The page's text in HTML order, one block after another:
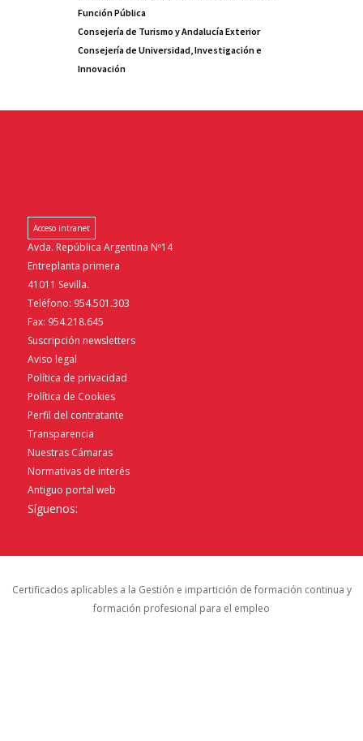
Función Pública
Consejería de Turismo y Andalucía Exterior
Consejería de Universidad, Investigación e
Innovación
Acceso intranet
Avda. República Argentina Nº14
Entreplanta primera
41011 Sevilla.
Teléfono: 954.501.303
Fax: 954.218.645
Suscripción newsletters
Aviso legal
Política de privacidad
Política de Cookies
Perfil del contratante
Transparencia
Nuestras Cámaras
Normativas de interés
Antiguo portal web
Síguenos:
Certificados aplicables a la Gestión e impartición de formación continua y
formación profesional para el empleo